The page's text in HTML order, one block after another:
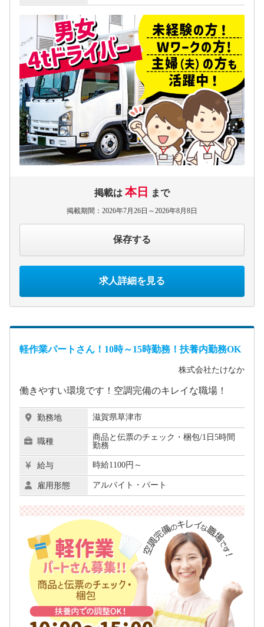
掲載は 本日 まで
掲載期間：2026年7月26日～2026年8月8日
保存する
求人詳細を見る
軽作業パートさん！10時～15時勤務！扶養内勤務OK
株式会社たけなか
働きやすい環境です！空調完備のキレイな職場！
勤務地 滋賀県草津市
職種
商品と伝票のチェック・梱包/1日5時間
勤務
給与 時給1100円～
雇用形態 アルバイト・パート